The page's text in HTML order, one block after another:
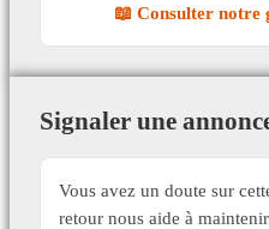
📖 Consulter notre
Signaler une
Vous avez un doute sur
retour nous aide à